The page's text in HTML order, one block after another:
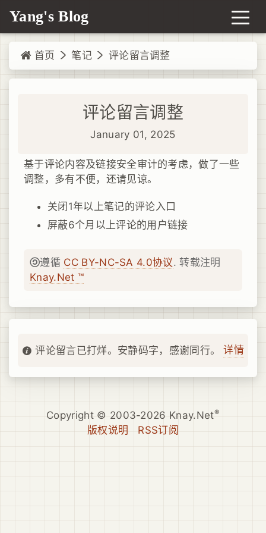
Yang's Blog
首页 笔记 评论留言调整
评论留言调整
January 01, 2025
基于评论内容及链接安全审计的考虑，做了一些
调整，多有不便，还请见谅。
关闭1年以上笔记的评论入口
屏蔽6个月以上评论的用户链接
遵循 CC BY-NC-SA 4.0协议. 转载注明
Knay.Net ™
评论留言已打烊。安静码字，感谢同行。 详情
Copyright © 2003-2026 Knay.Net®
版权说明 RSS订阅